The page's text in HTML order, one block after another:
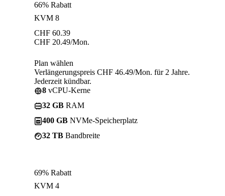
66% Rabatt
KVM 8
CHF 60.39
CHF 20.49/Mon.
Plan wählen
Verlängerungspreis CHF 46.49/Mon. für 2 Jahre.
Jederzeit kündbar.
8 vCPU-Kerne
32 GB RAM
400 GB NVMe-Speicherplatz
32 TB Bandbreite
69% Rabatt
KVM 4